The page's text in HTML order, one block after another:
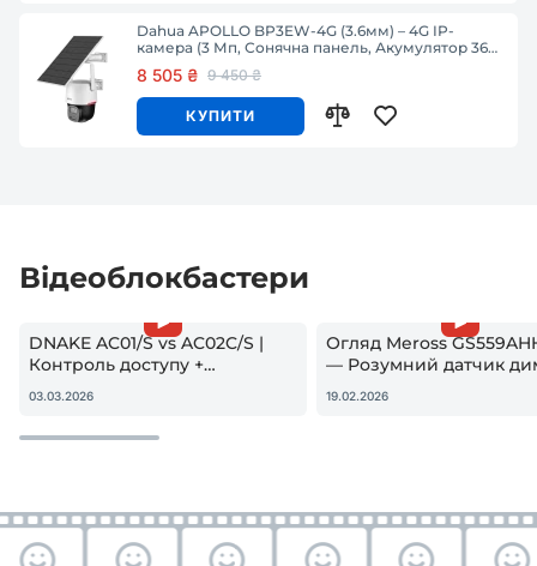
Dahua APOLLO BP3EW-4G (3.6мм) – 4G IP-
камера (3 Мп, Сонячна панель, Акумулятор 36
8 505 ₴ 9 450 ₴
КУПИТИ
Відеоблокбастери
DNAKE AC01/S vs AC02C/S |
Контроль доступу +
гостьовий QR — реальна
настройка
03.03.2026
Огляд Meross
— Розумний датчик
Apple HomeKit! Чи
купувати?
19.02.2026